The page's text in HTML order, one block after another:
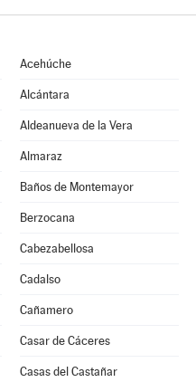
Acehúche
Alcántara
Aldeanueva de la Vera
Almaraz
Baños de Montemayor
Berzocana
Cabezabellosa
Cadalso
Cañamero
Casar de Cáceres
Casas del Castañar